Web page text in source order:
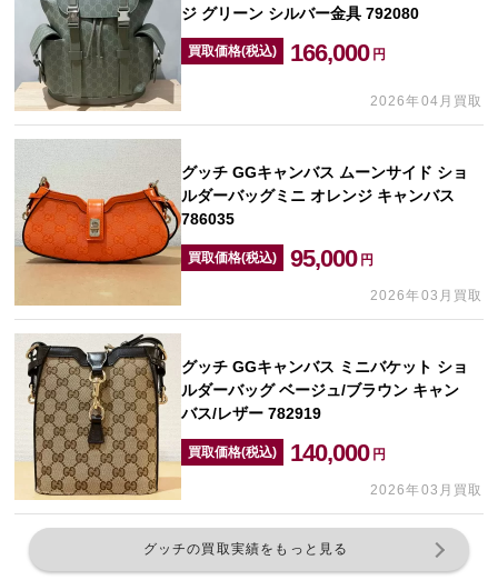
ジ グリーン シルバー金具 792080
買取価格(税込) 166,000 円
2026年04月買取
グッチ GGキャンバス ムーンサイド ショ
ルダーバッグミニ オレンジ キャンバス
786035
買取価格(税込) 95,000 円
2026年03月買取
グッチ GGキャンバス ミニバケット ショ
ルダーバッグ ベージュ/ブラウン キャン
バス/レザー 782919
買取価格(税込) 140,000 円
2026年03月買取
グッチの買取実績をもっと見る